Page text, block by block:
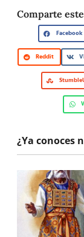
Comparte
Facebook
Reddit
¿Ya conoces